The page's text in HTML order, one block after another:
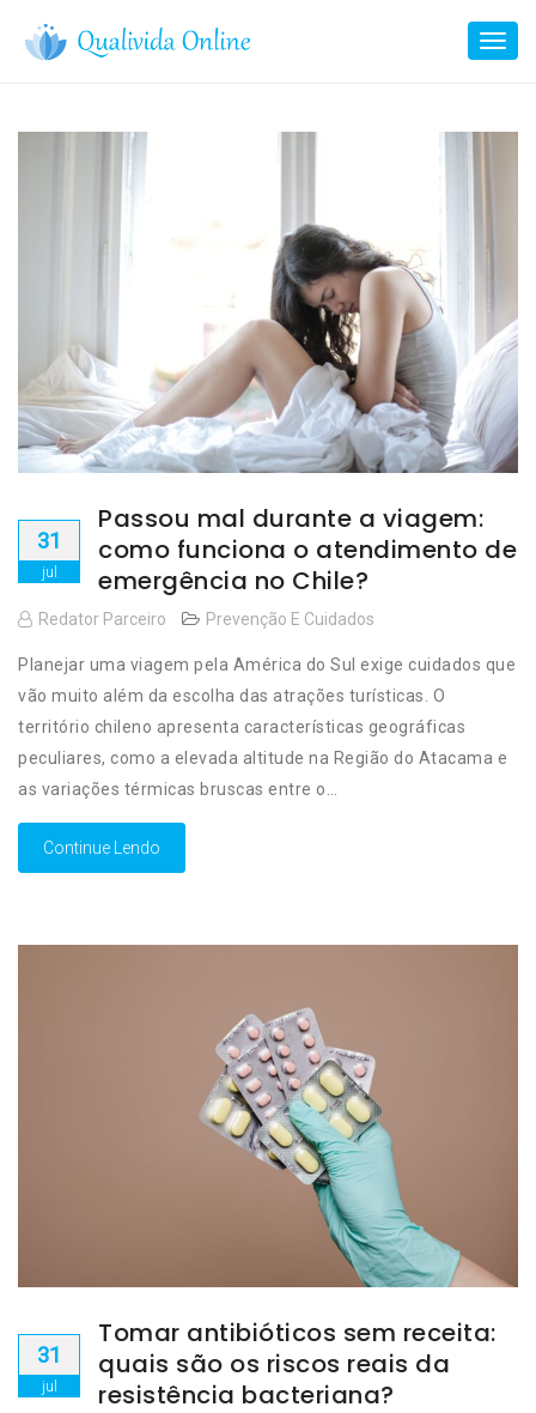
content
31
jul
Passou mal durante a viagem:
como funciona o atendimento de
emergência no Chile?
Redator Parceiro Prevenção E Cuidados
Planejar uma viagem pela América do Sul exige cuidados que
vão muito além da escolha das atrações turísticas. O
território chileno apresenta características geográficas
peculiares, como a elevada altitude na Região do Atacama e
as variações térmicas bruscas entre o…
Continue Lendo
31
jul
Tomar antibióticos sem receita:
quais são os riscos reais da
resistência bacteriana?